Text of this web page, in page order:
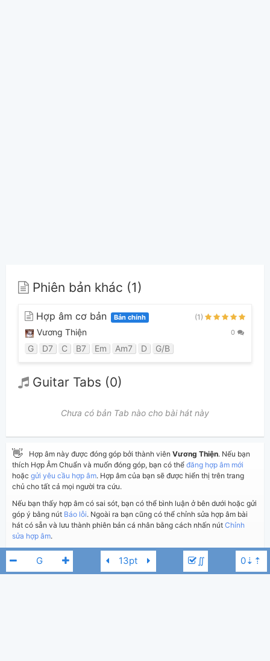
∬
Phiên bản khác (1)
Hợp âm cơ bản Bản chính (1)
Vương Thiện 0
G D7 C B7 Em Am7 D G/B
Guitar Tabs (0)
Chưa có bản Tab nào cho bài hát này
👋 Hợp âm này được đóng góp bởi thành viên Vương Thiện. Nếu bạn
thích Hợp Âm Chuẩn và muốn đóng góp, bạn có thể đăng hợp âm mới
hoặc gửi yêu cầu hợp âm. Hợp âm của bạn sẽ được hiển thị trên trang
chủ cho tất cả mọi người tra cứu.
Nếu bạn thấy hợp âm có sai sót, bạn có thể bình luận ở bên dưới hoặc gửi
góp ý bằng nút Báo lỗi. Ngoài ra bạn cũng có thể chỉnh sửa hợp âm bài
hát có sẵn và lưu thành phiên bản cá nhân bằng cách nhấn nút Chỉnh
sửa hợp âm.
Thêm vào Chia sẻ In ra giấy Quản lý